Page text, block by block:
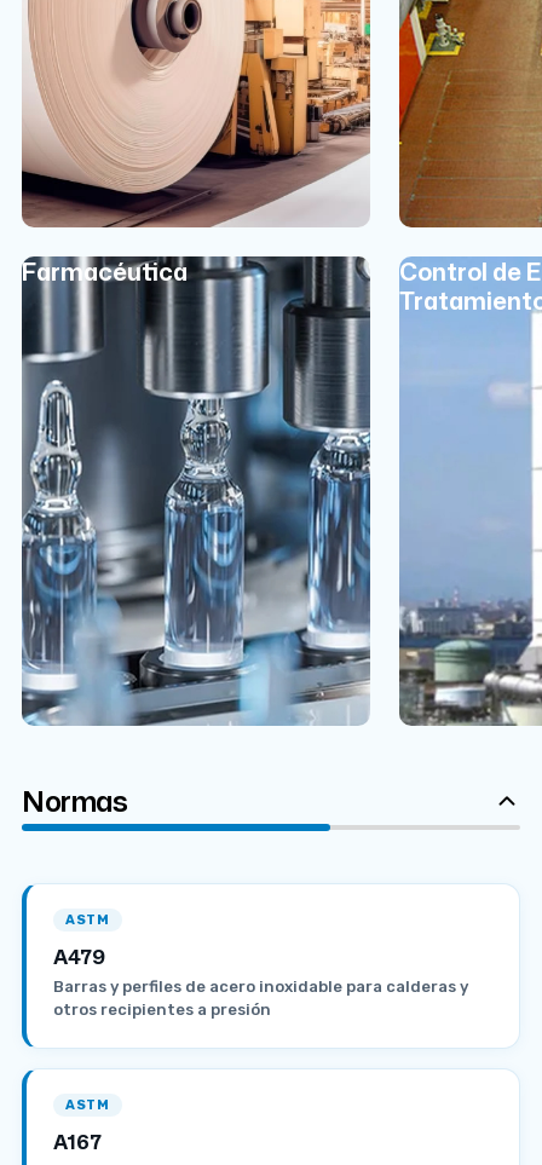
Farmacéutica
Control de
Normas
ASTM
A479
Barras y perfiles de acero inoxidable para calderas y
otros recipientes a presión
ASTM
A167